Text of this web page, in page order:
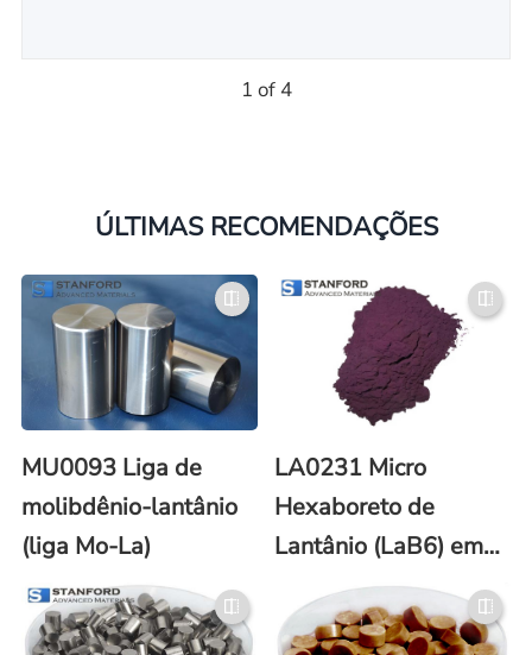
1 of 4
ÚLTIMAS RECOMENDAÇÕES
MU0093 Liga de
molibdênio-lantânio
(liga Mo-La)
LA0231 Micro
Hexaboreto de
Lantânio (LaB6) em
Pó (Nº CAS 12008-
21-8)